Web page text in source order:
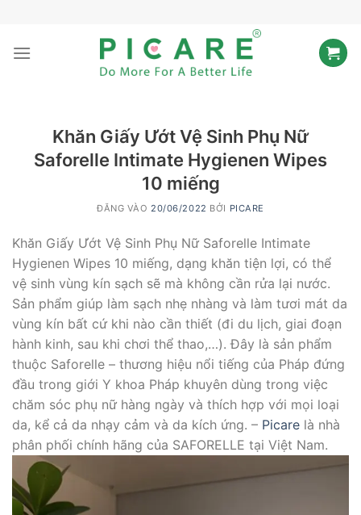
nội
Khăn Giấy Ướt Vệ Sinh Phụ Nữ
Saforelle Intimate Hygienen Wipes
10 miếng
ĐĂNG VÀO20/06/2022 BỞI PICARE
Khăn Giấy Ướt Vệ Sinh Phụ Nữ Saforelle Intimate
Hygienen Wipes 10 miếng, dạng khăn tiện lợi, có thể
vệ sinh vùng kín sạch sẽ mà không cần rửa lại nước.
Sản phẩm giúp làm sạch nhẹ nhàng và làm tươi mát da
vùng kín bất cứ khi nào cần thiết (đi du lịch, giai đoạn
hành kinh, sau khi chơi thể thao,…). Đây là sản phẩm
thuộc Saforelle – thương hiệu nổi tiếng của Pháp đứng
đầu trong giới Y khoa Pháp khuyên dùng trong việc
chăm sóc phụ nữ hàng ngày và thích hợp với mọi loại
da, kể cả da nhạy cảm và da kích ứng. – Picare là nhà
phân phối chính hãng của SAFORELLE tại Việt Nam.